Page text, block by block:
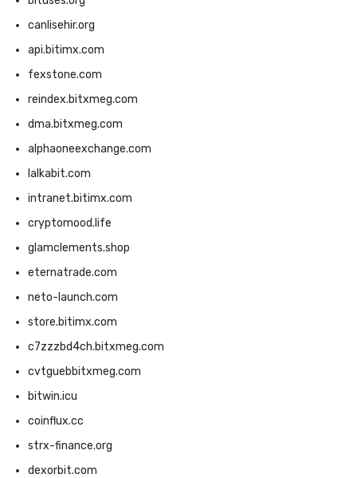
canlisehir.org
api.bitimx.com
fexstone.com
reindex.bitxmeg.com
dma.bitxmeg.com
alphaoneexchange.com
lalkabit.com
intranet.bitimx.com
cryptomood.life
glamclements.shop
eternatrade.com
neto-launch.com
store.bitimx.com
c7zzzbd4ch.bitxmeg.com
cvtguebbitxmeg.com
bitwin.icu
coinflux.cc
strx-finance.org
dexorbit.com